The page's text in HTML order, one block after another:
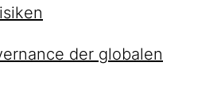
der globalen